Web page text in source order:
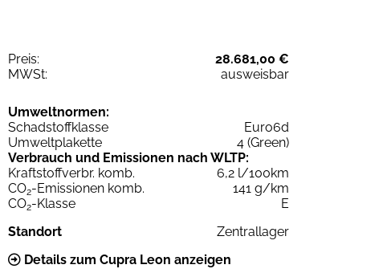
Preis:
28.681,00 €
MWSt:
ausweisbar
Umweltnormen:
Schadstoffklasse
Euro6d
Umweltplakette
4 (Green)
Verbrauch und Emissionen nach WLTP:
Kraftstoffverbr. komb.
6,2 l/100km
CO2-Emissionen komb.
141 g/km
CO2-Klasse
E
Standort
Zentrallager
Details zum Cupra Leon anzeigen